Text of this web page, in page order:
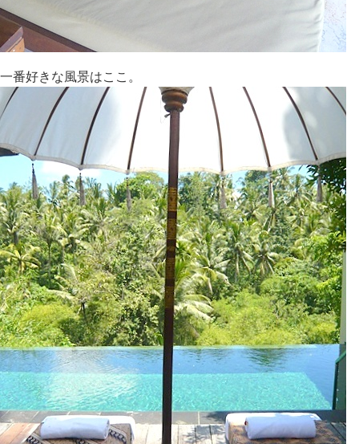
一番好きな風景はここ。